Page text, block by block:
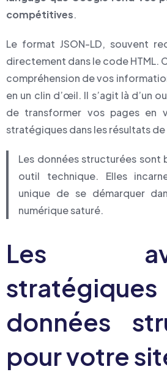
compétitives.
Le format JSON-LD, souvent
directement dans le code HTML.
compréhension de vos
en un clin d’œil. Il s’agit là d’un
de transformer vos pages en
stratégiques dans les résultats
Les données structurées sont
outil technique. Elles
unique de se démarquer
numérique saturé.
Les
données
pour votre